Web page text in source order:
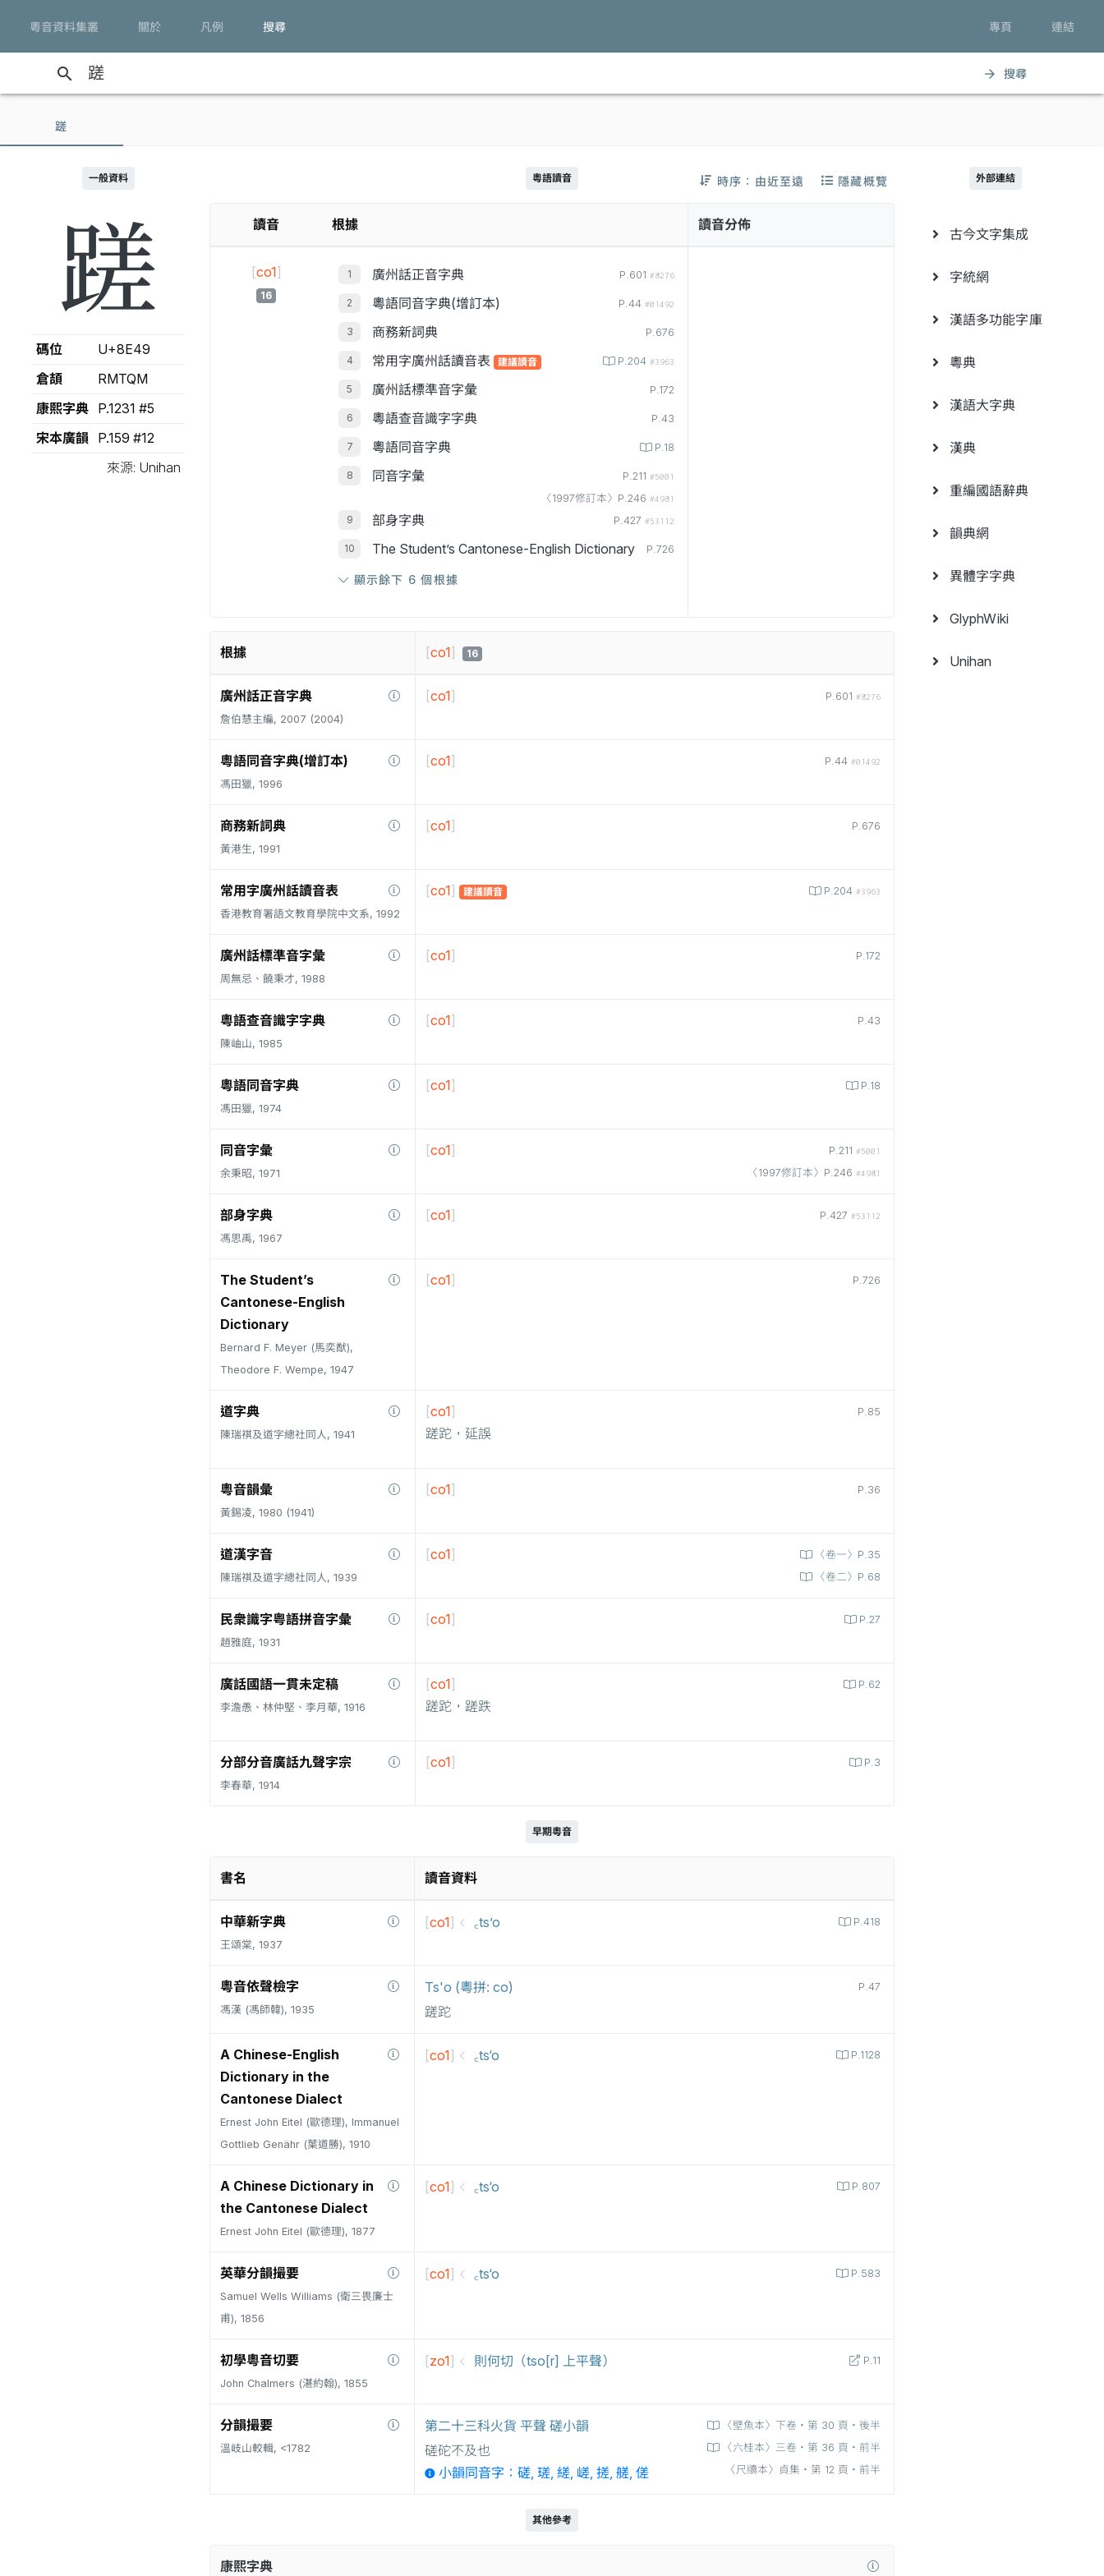
粵音資料集叢 關於 凡例 搜尋 專頁 連結
search arrow_forward 搜尋
蹉
一般資料
蹉
碼位
U+8E49
倉頡
RMTQM
康熙字典
P.1231 #5
宋本廣韻
P.159 #12
來源: Unihan
粵語讀音 時序：由近至遠 隱藏概覽
讀音 根據
[co1]
16
廣州話正音字典 P.601 #8276
粵語同音字典(增訂本) P.44 #01492
商務新詞典 P.676
常用字廣州話讀音表 建議讀音 P.204 #3963
廣州話標準音字彙 P.172
粵語查音識字字典 P.43
粵語同音字典 P.18
同音字彙 P.211 #5001
〈1997修訂本〉P.246 #4981
部身字典 P.427 #53112
The Student’s Cantonese-English Dictionary P.726
顯示餘下 6 個根據
讀音分佈
根據 [co1] 16
廣州話正音字典
詹伯慧主編, 2007 (2004)
P.601 #8276
[co1]
粵語同音字典(增訂本)
馮田獵, 1996
P.44 #01492
[co1]
商務新詞典
黃港生, 1991
P.676
[co1]
常用字廣州話讀音表
香港教育署語文教育學院中文系, 1992
P.204 #3963
[co1] 建議讀音
廣州話標準音字彙
周無忌、饒秉才, 1988
P.172
[co1]
粵語查音識字字典
陳岫山, 1985
P.43
[co1]
粵語同音字典
馮田獵, 1974
P.18
[co1]
同音字彙
余秉昭, 1971
P.211 #5001
〈1997修訂本〉P.246 #4981
[co1]
部身字典
馮思禹, 1967
P.427 #53112
[co1]
The Student’s
Cantonese-English
Dictionary
Bernard F. Meyer (馬奕猷),
Theodore F. Wempe, 1947
P.726
[co1]
道字典
陳瑞祺及道字總社同人, 1941
P.85
[co1]
蹉跎，延誤
粵音韻彙
黃錫凌, 1980 (1941)
P.36
[co1]
道漢字音
陳瑞祺及道字總社同人, 1939
〈卷一〉P.35
〈卷二〉P.68
[co1]
民衆識字粤語拼音字彙
趙雅庭, 1931
P.27
[co1]
廣話國語一貫未定稿
李澹愚、林仲堅、李月華, 1916
P.62
[co1]
蹉跎，蹉跌
分部分音廣話九聲字宗
李春華, 1914
P.3
[co1]
早期粵音
書名 讀音資料
中華新字典
王頌棠, 1937
P.418
[co1] ꜀ts’o
粵音依聲檢字
馮漢 (馮師韓), 1935
P.47
Ts'o (粵拼: co)
蹉跎
A Chinese-English
Dictionary in the
Cantonese Dialect
Ernest John Eitel (歐德理), Immanuel
Gottlieb Genähr (葉道勝), 1910
P.1128
[co1] ꜀ts‘o
A Chinese Dictionary in
the Cantonese Dialect
Ernest John Eitel (歐德理), 1877
P.807
[co1] ꜀ts‘o
英華分韻撮要
Samuel Wells Williams (衛三畏廉士
甫), 1856
P.583
[co1] ꜀ts‘o
初學粵音切要
John Chalmers (湛約翰), 1855
P.11
[zo1] 則何切（tso[r] 上平聲）
分韻撮要
溫岐山較輯, <1782
〈壁魚本〉下卷‧第 30 頁‧後半
〈六桂本〉三卷‧第 36 頁‧前半
〈尺牘本〉貞集‧第 12 頁‧前半
第二十三科火貨 平聲 磋小韻
磋砣不及也
小韻同音字：磋, 瑳, 縒, 嵯, 搓, 艖, 傞
其他參考
康熙字典
外部連結
古今文字集成
字統網
漢語多功能字庫
粵典
漢語大字典
漢典
重編國語辭典
韻典網
異體字字典
GlyphWiki
Unihan